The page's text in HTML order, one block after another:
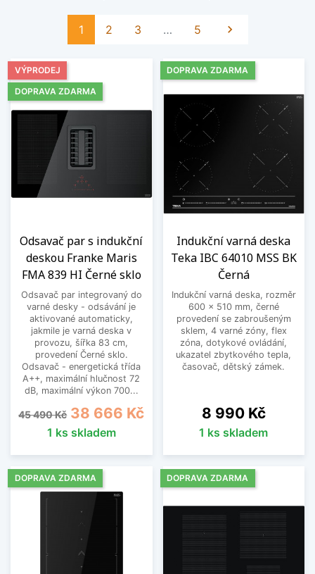
1 2 3 … 5 Další

Odsavač par s indukční
deskou Franke Maris
FMA 839 HI Černé sklo
Odsavač par integrovaný do
varné desky - odsávání je
aktivované automaticky,
jakmile je varná deska v
provozu, šířka 83 cm,
provedení Černé sklo.
Odsavač - energetická třída
A++, maximální hlučnost 72
dB, maximální výkon 700...
Běžná cena
45 490 Kč Cena
38 666 Kč
1 ks skladem
VÝPRODEJ
DOPRAVA ZDARMA
Indukční varná deska
Teka IBC 64010 MSS BK
Černá
Indukční varná deska, rozměr
600 x 510 mm, černé
provedení se zabroušeným
sklem, 4 varné zóny, flex
zóna, dotykové ovládání,
ukazatel zbytkového tepla,
časovač, dětský zámek.
Cena
8 990 Kč
1 ks skladem
DOPRAVA ZDARMA
DOPRAVA ZDARMA DOPRAVA ZDARMA